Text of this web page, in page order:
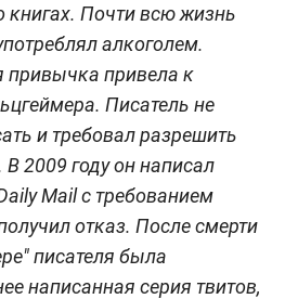
книгах. Почти всю жизнь
алкоголем.
привычка привела к
Писатель не
и требовал разрешить
2009 году он написал
Mail с требованием
отказ. После смерти
писателя была
написанная серия твитов,